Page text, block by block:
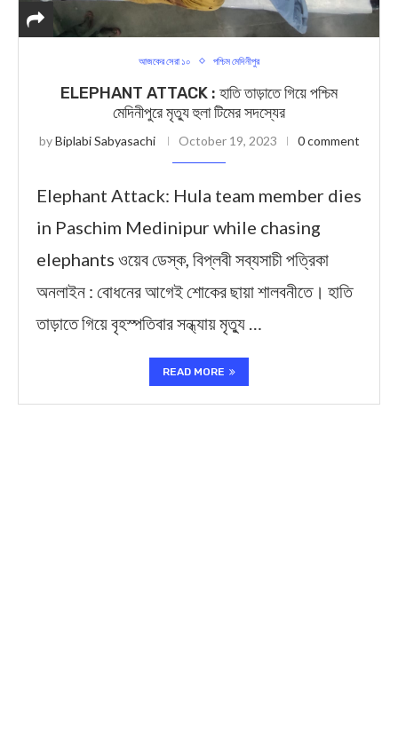
আজকের সেরা ১০ পশ্চিম মেদিনীপুর
ELEPHANT ATTACK : হাতি তাড়াতে গিয়ে পশ্চিম
মেদিনীপুরে মৃত্যু হুলা টিমের সদস্যের
byBiplabi Sabyasachi October 19, 2023 0 comment
Elephant Attack: Hula team member dies
in Paschim Medinipur while chasing
elephants ওয়েব ডেস্ক, বিপ্লবী সব্যসাচী পত্রিকা
অনলাইন : বোধনের আগেই শোকের ছায়া শালবনীতে। হাতি
তাড়াতে গিয়ে বৃহস্পতিবার সন্ধ্যায় মৃত্যু …
READ MORE